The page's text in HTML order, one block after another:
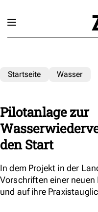
Startseite Wasser
Pilotanlage zur
den Start
In dem Projekt in der
Vorschriften einer
und auf ihre